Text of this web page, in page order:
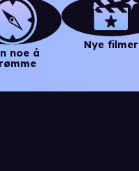
noe å
Nye filmer